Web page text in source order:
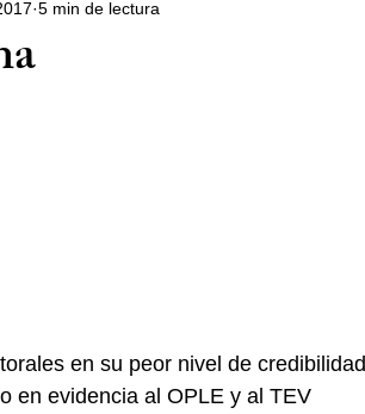
5 min de lectura
en su peor nivel de credibilidad
en evidencia al OPLE y al TEV